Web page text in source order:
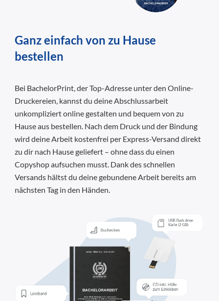
Ganz einfach von zu Hause
bestellen
Bei BachelorPrint, der Top-Adresse unter den Online-
Druckereien, kannst du deine Abschlussarbeit
unkompliziert online gestalten und bequem von zu
Hause aus bestellen. Nach dem Druck und der Bindung
wird deine Arbeit kostenfrei per Express-Versand direkt
zu dir nach Hause geliefert – ohne dass du einen
Copyshop aufsuchen musst. Dank des schnellen
Versands hältst du deine gebundene Arbeit bereits am
nächsten Tag in den Händen.